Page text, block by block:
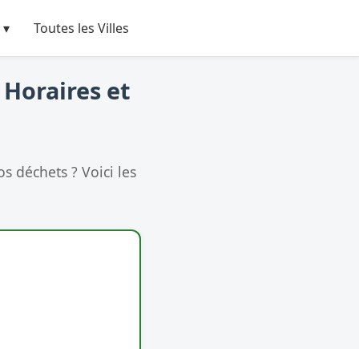
Toutes les Villes
Horaires et
déchets ? Voici les